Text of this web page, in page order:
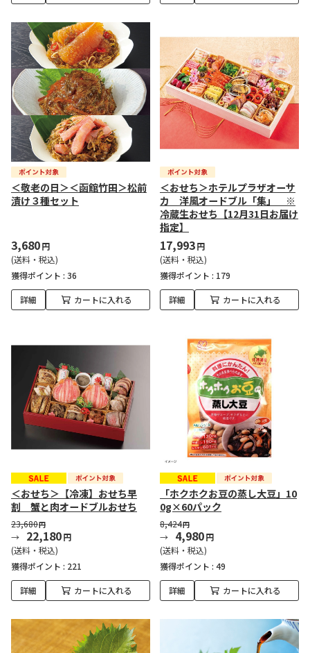
＜敬老の日＞＜函館竹田＞松前
漬け３種セット
3,680円
(送料・税込)
獲得ポイント : 36
詳細 カートに入れる
＜おせち＞ホテルプラザオーサ
カ 洋風オードブル「集」 ※
冷蔵生おせち【12月31日お届け
指定】
17,993円
(送料・税込)
獲得ポイント : 179
詳細 カートに入れる
＜おせち＞【冷凍】おせち早
割 蟹と肉オードブルおせち
23,680円
22,180円
(送料・税込)
獲得ポイント : 221
詳細 カートに入れる
「ホクホクお豆の蒸し大豆」10
0g×60パック
8,424円
4,980円
(送料・税込)
獲得ポイント : 49
詳細 カートに入れる